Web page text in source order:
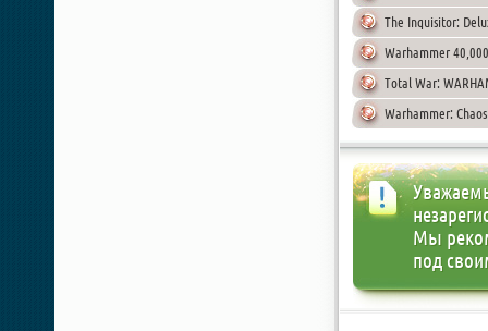
The Inquisitor:
Warhammer
Total War:
Warhammer:
Мы
под